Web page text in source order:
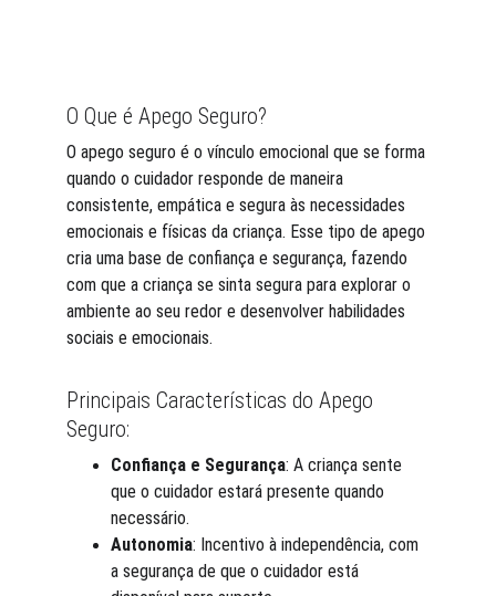
O Que é Apego Seguro?
O apego seguro é o vínculo emocional que se forma
quando o cuidador responde de maneira
consistente, empática e segura às necessidades
emocionais e físicas da criança. Esse tipo de apego
cria uma base de confiança e segurança, fazendo
com que a criança se sinta segura para explorar o
ambiente ao seu redor e desenvolver habilidades
sociais e emocionais.
Principais Características do Apego
Seguro:
Confiança e Segurança: A criança sente
que o cuidador estará presente quando
necessário.
Autonomia: Incentivo à independência, com
a segurança de que o cuidador está